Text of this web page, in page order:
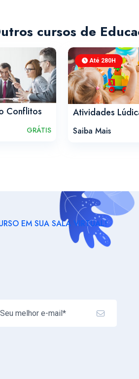
cursos de
Conflitos
GRÁTIS
Até 280H
Atividades
Saiba Mais
EM SUA SALA VIRTUAL!